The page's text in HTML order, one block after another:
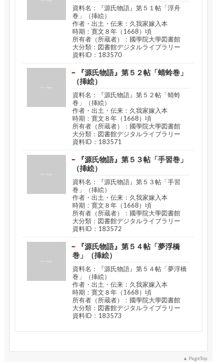
資料名：『源氏物語』第５１帖「浮舟
巻」（挿絵）
作者・出土・伝来：久我家嫁入本
時期：寛文８年（1668）頃
所有者（所蔵者）：國學院大學図書館
大分類：図書館デジタルライブラリー
資料ID：183570
『源氏物語』第５２帖「蜻蛉巻」
（挿絵）
資料名：『源氏物語』第５２帖「蜻蛉
巻」（挿絵）
作者・出土・伝来：久我家嫁入本
時期：寛文８年（1668）頃
所有者（所蔵者）：國學院大學図書館
大分類：図書館デジタルライブラリー
資料ID：183571
『源氏物語』第５３帖「手習巻」
（挿絵）
資料名：『源氏物語』第５３帖「手習
巻」（挿絵）
作者・出土・伝来：久我家嫁入本
時期：寛文８年（1668）頃
所有者（所蔵者）：國學院大學図書館
大分類：図書館デジタルライブラリー
資料ID：183572
『源氏物語』第５４帖「夢浮橋
巻」（挿絵）
資料名：『源氏物語』第５４帖「夢浮橋
巻」（挿絵）
作者・出土・伝来：久我家嫁入本
時期：寛文８年（1668）頃
所有者（所蔵者）：國學院大學図書館
大分類：図書館デジタルライブラリー
資料ID：183573
PageTop